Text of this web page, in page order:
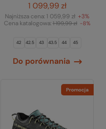
1 099,99 zł
Najniższa cena:1 059,99 zł +3%
Cena katalogowa:1 199,99 zł -8%
42 42.5 43 43.5 44 45
Do porównania
Promocja